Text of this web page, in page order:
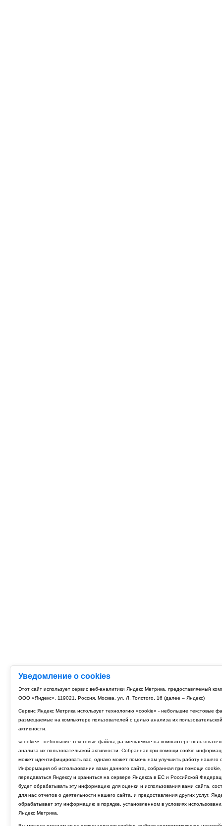
Уведомление о cookies
Этот сайт использует сервис веб-аналитики Яндекс Метрика, предоставляемый
ООО «Яндекс», 119021, Россия, Москва, ул. Л. Толстого, 16 (далее – Яндекс)
Сервис Яндекс Метрика использует технологию «cookie» - небольшие текстовые
размещаемые на компьютере пользователей с целью анализа их пользовательской
активности.
«cookie» - небольшие текстовые файлы, размещаемые на компьютере
анализа их пользовательской активности. Собранная при помощи cookie
может идентифицировать вас, однако может помочь нам улучшить работу нашего
Информация об использовании вами данного сайта, собранная при помощи cookie,
передаваться Яндексу и храниться на сервере Яндекса в ЕС и Российской
будет обрабатывать эту информацию для оценки и использования вами сайта,
для нас отчетов о деятельности нашего сайта, и предоставления других услуг.
обрабатывает эту информацию в порядке, установленном в условиях
Яндекс Метрика.